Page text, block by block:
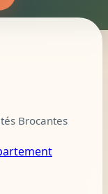
Brocantes